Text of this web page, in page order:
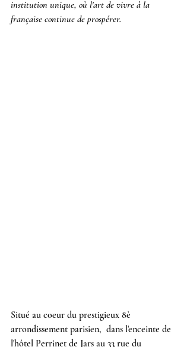
institution unique, où l'art de vivre à la
française continue de prospérer.
Situé au coeur du prestigieux 8è
arrondissement parisien,  dans l'enceinte de
l'hôtel Perrinet de Jars au 33 rue du